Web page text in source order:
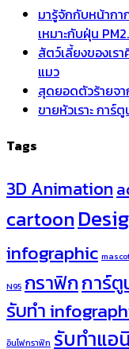
มารู้จักกับหน้ากา
เหมาะกับฝุ่น
สัตว์เลี้ยงของเร
แมว
สุดยอดตัวร้ายจ
ขายหัวเราะ การ์
Tags
3D Animation
cartoon
infographic
N95 กราฟิกการ์ตู
รับทำ
อินโฟกราฟิก รับทำแอ